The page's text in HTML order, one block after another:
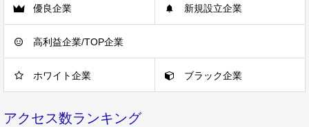
優良企業 新規設立企業
高利益企業/TOP企業
ホワイト企業 ブラック企業
アクセス数ランキング